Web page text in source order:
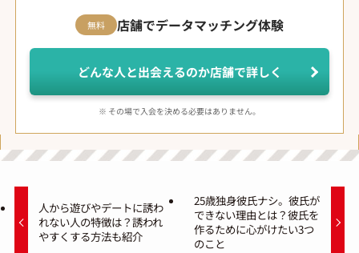
無料 店舗でデータマッチング体験
どんな人と出会えるのか店舗で詳しく
※ その場で入会を決める必要はありません。
人から遊びやデートに誘わ
れない人の特徴は？誘われ
やすくする方法も紹介
25歳独身彼氏ナシ。彼氏が
できない理由とは？彼氏を
作るために心がけたい3つ
のこと